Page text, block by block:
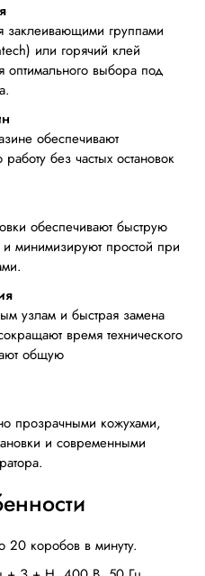
заклеивающими группами
или горячий клей
выбора под
обеспечивают
без частых остановок
обеспечивают быструю
минимизируют простой при
узлам и быстрая замена
время технического
общую
прозрачными кожухами,
и современными
20 коробов в минуту.